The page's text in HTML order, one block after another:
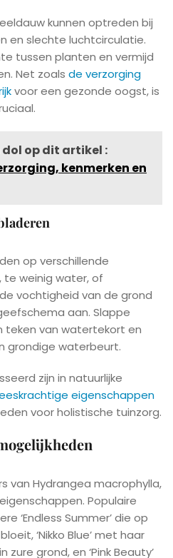
kunnen optreden bij
en slechte luchtcirculatie.
tussen planten en vermijd
Net zoals de verzorging
voor een gezonde oogst, is
dol op dit artikel :
kenmerken en
op verschillende
weinig water, of
vochtigheid van de grond
aan. Slappe
teken van watertekort en
grondige waterbeurt.
zijn in natuurlijke
eigenschappen
voor holistische tuinzorg.
van Hydrangea macrophylla,
Populaire
‘Endless Summer’ die op
‘Nikko Blue’ met haar
grond, en ‘Pink Beauty’